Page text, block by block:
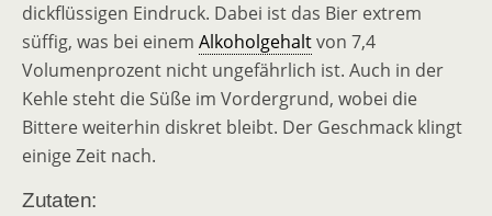
dickflüssigen Eindruck. Dabei ist das Bier extrem
süffig, was bei einem Alkoholgehaltvon 7,4
Volumenprozent nicht ungefährlich ist. Auch in der
Kehle steht die Süße im Vordergrund, wobei die
Bittere weiterhin diskret bleibt. Der Geschmack klingt
einige Zeit nach.
Zutaten: